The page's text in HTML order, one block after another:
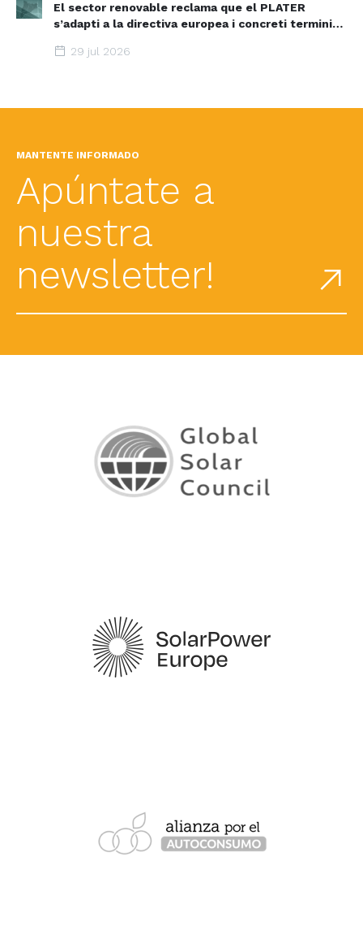
El sector renovable reclama que el PLATER
s’adapti a la directiva europea i concreti terminis i
29 jul 2026
MANTENTE INFORMADO
Apúntate a
nuestra
newsletter!